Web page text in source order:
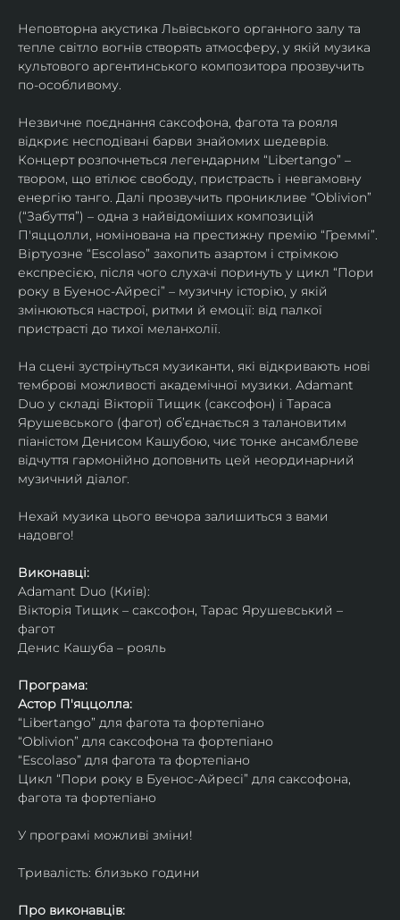
Неповторна акустика Львівського органного залу та
тепле світло вогнів створять атмосферу, у якій музика
культового аргентинського композитора прозвучить
по-особливому.
Незвичне поєднання саксофона, фагота та рояля
відкриє несподівані барви знайомих шедеврів.
Концерт розпочнеться легендарним “Libertango” –
твором, що втілює свободу, пристрасть і невгамовну
енергію танго. Далі прозвучить проникливе “Oblivion”
(“Забуття”) – одна з найвідоміших композицій
П'яццолли, номінована на престижну премію “Греммі”.
Віртуозне “Escolaso” захопить азартом і стрімкою
експресією, після чого слухачі поринуть у цикл “Пори
року в Буенос-Айресі” – музичну історію, у якій
змінюються настрої, ритми й емоції: від палкої
пристрасті до тихої меланхолії.
На сцені зустрінуться музиканти, які відкривають нові
темброві можливості академічної музики. Adamant
Duo у складі Вікторії Тищик (саксофон) і Тараса
Ярушевського (фагот) об’єднається з талановитим
піаністом Денисом Кашубою, чиє тонке ансамблеве
відчуття гармонійно доповнить цей неординарний
музичний діалог.
Нехай музика цього вечора залишиться з вами
надовго!
Виконавці:
Adamant Duo (Київ):
Вікторія Тищик – саксофон, Тарас Ярушевський –
фагот
Денис Кашуба – рояль
Програма:
Астор П'яццолла:
“Libertango” для фагота та фортепіано
“Oblivion” для саксофона та фортепіано
“Escolaso” для фагота та фортепіано
Цикл “Пори року в Буенос-Айресі” для саксофона,
фагота та фортепіано
У програмі можливі зміни!
Тривалість: близько години
Про виконавців: